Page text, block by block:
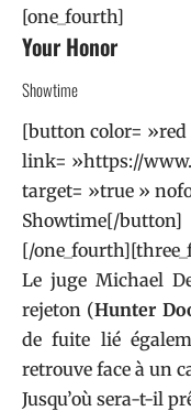
[one_fourth]
Your Honor
Showtime
[button color=
link= »https://
target= »true »
Showtime[/button]
[/
Le juge Michael
rejeton (Hunter
de fuite lié
retrouve face à un
Jusqu’où sera-t-il